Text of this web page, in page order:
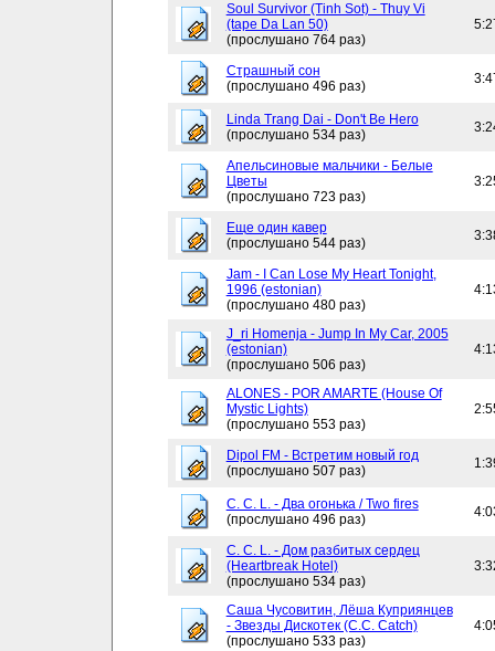
Soul Survivor (Tinh Sot) - Thuy Vi
(tape Da Lan 50)
(прослушано 764 раз)
Страшный сон
(прослушано 496 раз)
Linda Trang Dai - Don't Be Hero
(прослушано 534 раз)
Апельсиновые мальчики - Белые
Цветы
(прослушано 723 раз)
Еще один кавер
(прослушано 544 раз)
Jam - I Can Lose My Heart Tonight,
1996 (estonian)
(прослушано 480 раз)
J_ri Homenja - Jump In My Car, 2005
(estonian)
(прослушано 506 раз)
ALONES - POR AMARTE (House Of
Mystic Lights)
(прослушано 553 раз)
Dipol FM - Встретим новый год
(прослушано 507 раз)
C. C. L. - Два огонька / Two fires
(прослушано 496 раз)
C. C. L. - Дом разбитых сердец
(Heartbreak Hotel)
(прослушано 534 раз)
Саша Чусовитин, Лёша Куприянцев
- Звезды Дискотек (C.C. Catch)
(прослушано 533 раз)